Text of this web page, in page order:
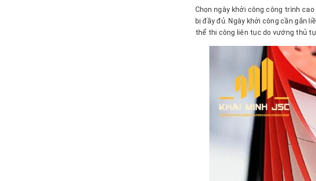
Chọn ngày khởi công công trình
bị đầy đủ. Ngày khởi công cần gắn
thể thi công liên tục do vướng thủ